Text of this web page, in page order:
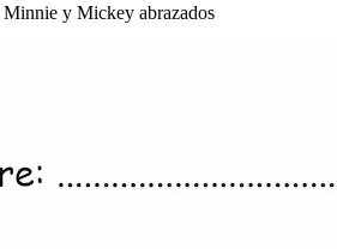
Minnie y Mickey abrazados